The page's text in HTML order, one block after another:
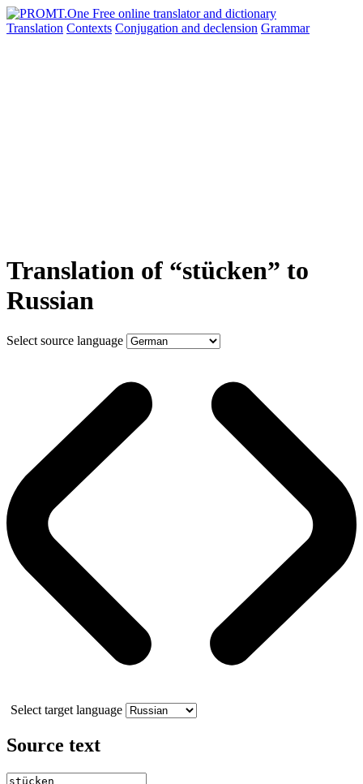
Translation Contexts Conjugation and declension Grammar
Translation of “stücken” to
Russian
Select source language
Select target language
Source text